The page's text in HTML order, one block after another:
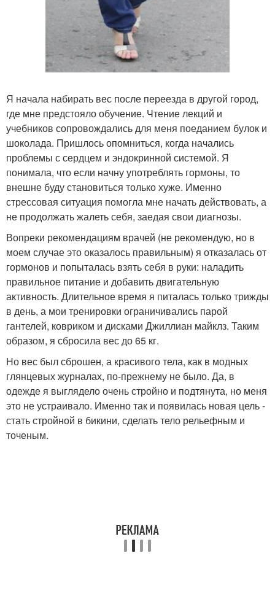
Я начала набирать вес после переезда в другой город,
где мне предстояло обучение. Чтение лекций и
учебников сопровождались для меня поеданием булок и
шоколада. Пришлось опомниться, когда начались
проблемы с сердцем и эндокринной системой. Я
понимала, что если начну употреблять гормоны, то
внешне буду становиться только хуже. Именно
стрессовая ситуация помогла мне начать действовать, а
не продолжать жалеть себя, заедая свои диагнозы.
Вопреки рекомендациям врачей (не рекомендую, но в
моем случае это оказалось правильным) я отказалась от
гормонов и попыталась взять себя в руки: наладить
правильное питание и добавить двигательную
активность. Длительное время я питалась только трижды
в день, а мои тренировки ограничивались парой
гантелей, ковриком и дисками Джиллиан майклз. Таким
образом, я сбросила вес до 65 кг.
Но вес был сброшен, а красивого тела, как в модных
глянцевых журналах, по-прежнему не было. Да, в
одежде я выглядело очень стройно и подтянута, но меня
это не устраивало. Именно так и появилась новая цель -
стать стройной в бикини, сделать тело рельефным и
точеным.